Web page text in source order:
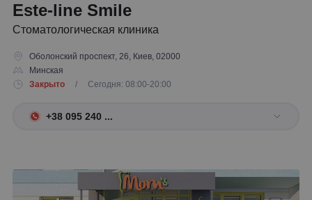
Este-line Smile
Стоматологическая клиника
Оболонский проспект, 26, Киев, 02000
Минская
Закрыто
/ Сегодня: 08:00-20:00
+38 095 240 ...